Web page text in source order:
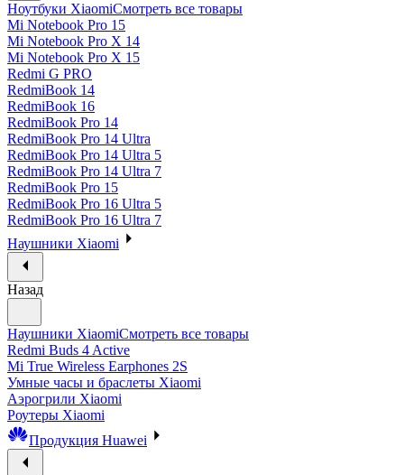
Ноутбуки XiaomiСмотреть все товары
Mi Notebook Pro 15
Mi Notebook Pro X 14
Mi Notebook Pro X 15
Redmi G PRO
RedmiBook 14
RedmiBook 16
RedmiBook Pro 14
RedmiBook Pro 14 Ultra
RedmiBook Pro 14 Ultra 5
RedmiBook Pro 14 Ultra 7
RedmiBook Pro 15
RedmiBook Pro 16 Ultra 5
RedmiBook Pro 16 Ultra 7
Наушники Xiaomi
Назад
Наушники XiaomiСмотреть все товары
Redmi Buds 4 Active
Mi True Wireless Earphones 2S
Умные часы и браслеты Xiaomi
Аэрогрили Xiaomi
Роутеры Xiaomi
Продукция Huawei